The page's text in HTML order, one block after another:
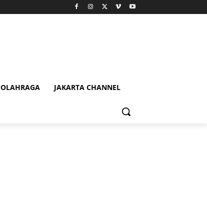
OLAHRAGA JAKARTA CHANNEL